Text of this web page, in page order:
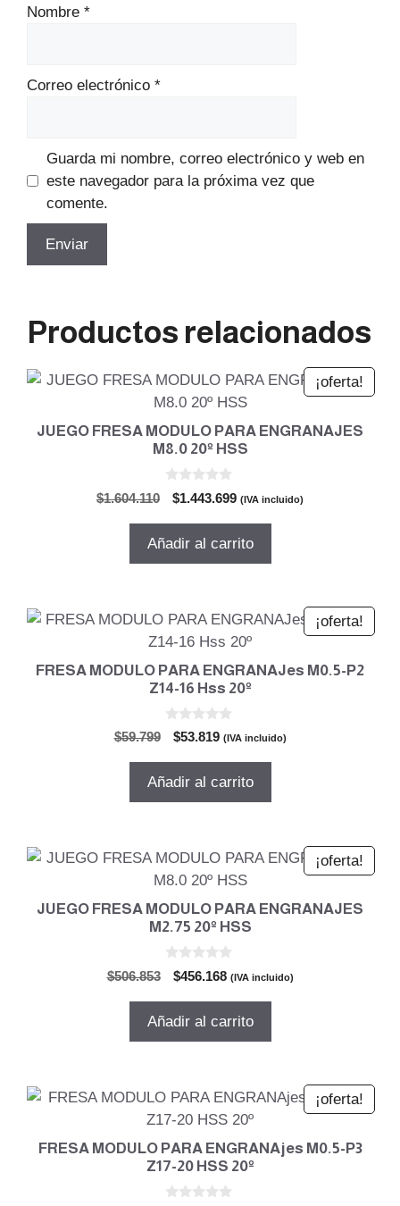
Nombre *
Correo electrónico *
Guarda mi nombre, correo electrónico y web en
este navegador para la próxima vez que
comente.
Productos relacionados
¡oferta!
JUEGO FRESA MODULO PARA ENGRANAJES
M8.0 20º HSS
$1.604.110
El
original
$1.443.699El
actual
(IVA incluido)
Añadir al carrito
¡oferta!
FRESA MODULO PARA ENGRANAJes M0.5-P2
Z14-16 Hss 20º
$59.799
El
original
$53.819El
actual
(IVA incluido)
Añadir al carrito
¡oferta!
JUEGO FRESA MODULO PARA ENGRANAJES
M2.75 20º HSS
$506.853
El
original
$456.168El
actual
(IVA incluido)
Añadir al carrito
¡oferta!
FRESA MODULO PARA ENGRANAjes M0.5-P3
Z17-20 HSS 20º